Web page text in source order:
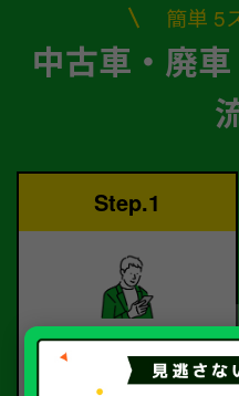
簡単 5
中古車・廃
Step.1
ご依頼
お電話または査定フォー